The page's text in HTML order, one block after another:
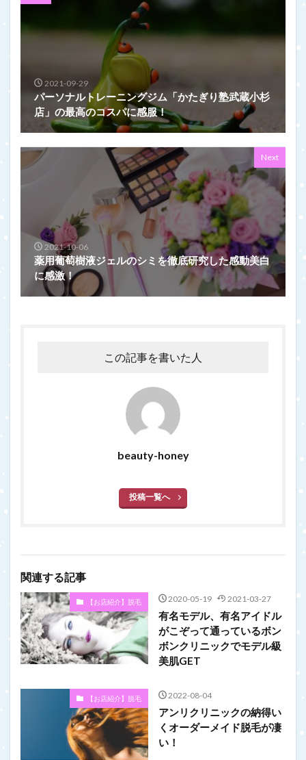
2021-09-29
パーソナルトレーニングジム「かたぎり塾武蔵小杉
店」の最高のコスパに感服！
Next
2021-10-06
薬用葡萄樹液ジェルのシミを徹底研究した感動美白
に感激！
この記事を書いた人
beauty-honey
投稿一覧へ
関連する記事
【お店紹介】脱毛 2020-05-19 2021-03-27
有名モデル、有名アイドル
がこぞって通っているボン
ボンクリニックでモデル級
美肌GET
【お店紹介】脱毛 2022-08-04
アンリクリニックの納得い
くオーダーメイド脱毛が凄
い！